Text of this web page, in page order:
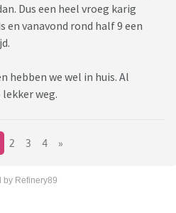
Dus een heel vroeg karig
vanavond rond half 9 een
hebben we wel in huis. Al
weg.
2 3 4 »
by Refinery89